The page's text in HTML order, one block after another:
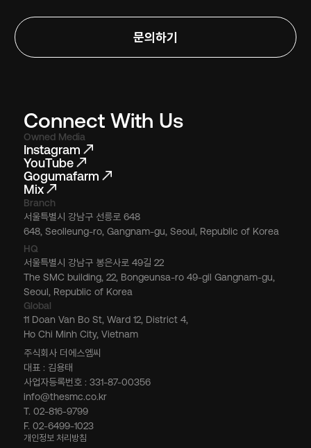
문의하기
Connect With Us
Owned Media
Instagram
YouTube
Gogumafarm
Mix
HQ
서울특별시 강남구 봉은사로 49길 22
The SMC building, 22, Bongeunsa-ro 49-gil Gangnam-gu,
Seoul, Republic of Korea
Branch
서울특별시 강남구 선릉로 648
648, Seolleung-ro, Gangnam-gu, Seoul, Republic of Korea
Global
11 Doan Van Bo St, Ward 12, District 4,
Ho Chi Minh City, Vietnam
주식회사 더에스엠씨
대표 : 김용태
사업자등록번호 : 331-87-00356
info@thesmc.co.kr
T. 02-816-9799
F. 02-6499-1023
개인정보 처리방침